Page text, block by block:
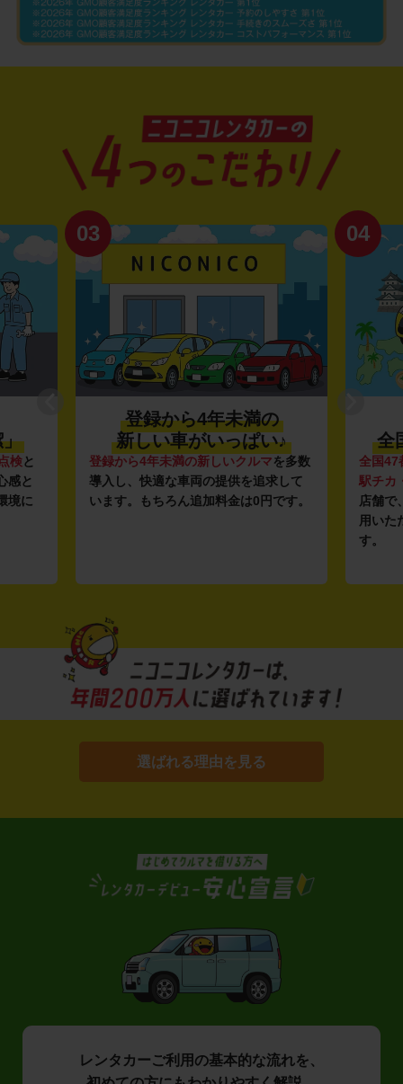
」
検と
感と
境に
03
登録から4年未満の
新しい車がいっぱい♪
登録から4年未満の新しいクルマを多数
導入し、快適な車両の提供を追求して
います。もちろん追加料金は0円です。
04
全
全国47
駅チカ
店舗で
用いた
す。
選ばれる理由を見る
レンタカーご利用の基本的な流れを、